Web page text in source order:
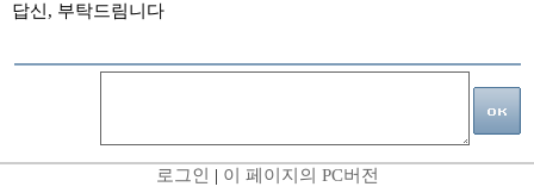
답신, 부탁드림니다
로그인 | 이 페이지의 PC버전